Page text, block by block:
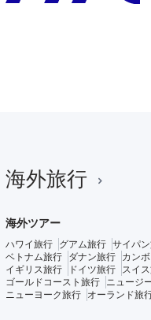
海外旅行
海外ツアー
ハワイ旅行 グアム旅行 サイパ
ベトナム旅行
ダナン旅行 カン
イギリス旅行
ドイツ旅行 スイ
ゴールドコースト旅行
ニュージ
ニューヨーク旅行
オーランド旅